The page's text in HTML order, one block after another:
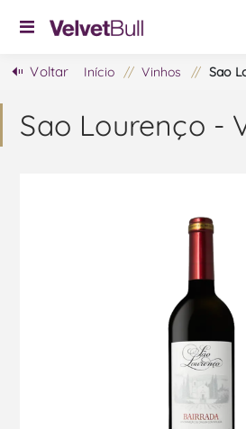
Voltar Início / Vinhos / Sao
Sao Lourenço -